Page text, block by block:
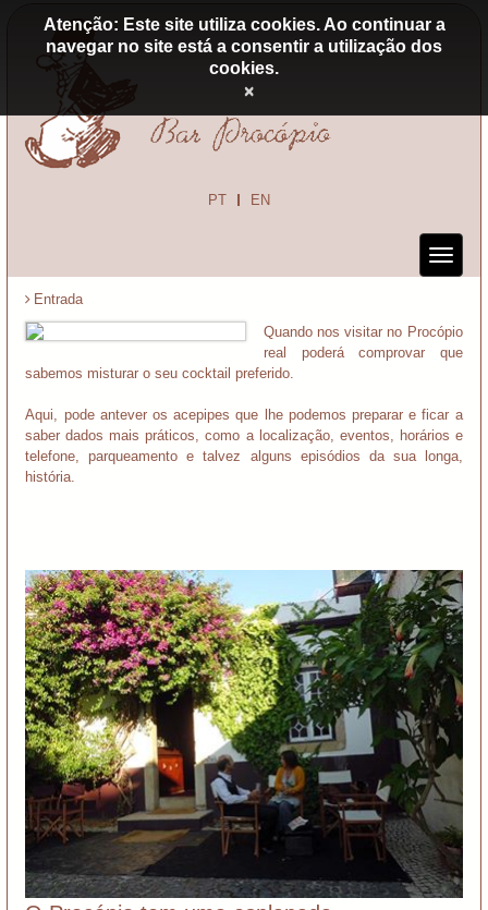
PT EN
Entrada
Quando nos visitar no Procópio
real poderá comprovar que
sabemos misturar o seu cocktail preferido.
Aqui, pode antever os acepipes que lhe podemos preparar e ficar a
saber dados mais práticos, como a localização, eventos, horários e
telefone, parqueamento e talvez alguns episódios da sua longa,
história.
Atenção: Este site utiliza cookies. Ao continuar a
navegar no site está a consentir a utilização dos
cookies.
×